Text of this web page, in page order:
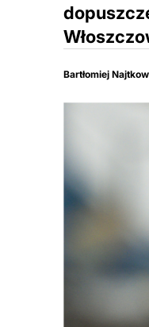
Bartłomiej